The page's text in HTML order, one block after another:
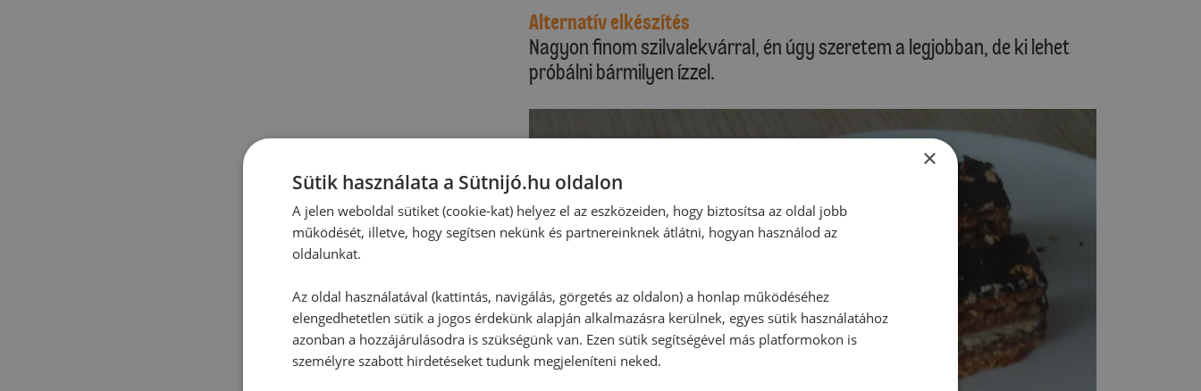
Alternatív elkészítés
Nagyon finom szilvalekvárral, én úgy szeretem a legjobban, de ki lehet
próbálni bármilyen ízzel.
×
Sütik használata a Sütnijó.hu oldalon
A jelen weboldal sütiket (cookie-kat) helyez el az eszközeiden, hogy biztosítsa az oldal jobb
működését, illetve, hogy segítsen nekünk és partnereinknek átlátni, hogyan használod az
oldalunkat.
Az oldal használatával (kattintás, navigálás, görgetés az oldalon) a honlap működéséhez
elengedhetetlen sütik a jogos érdekünk alapján alkalmazásra kerülnek, egyes sütik használatához
azonban a hozzájárulásodra is szükségünk van. Ezen sütik segítségével más platformokon is
személyre szabott hirdetéseket tudunk megjeleníteni neked.